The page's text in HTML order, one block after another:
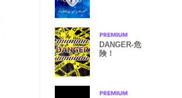
DANGER-危
険！